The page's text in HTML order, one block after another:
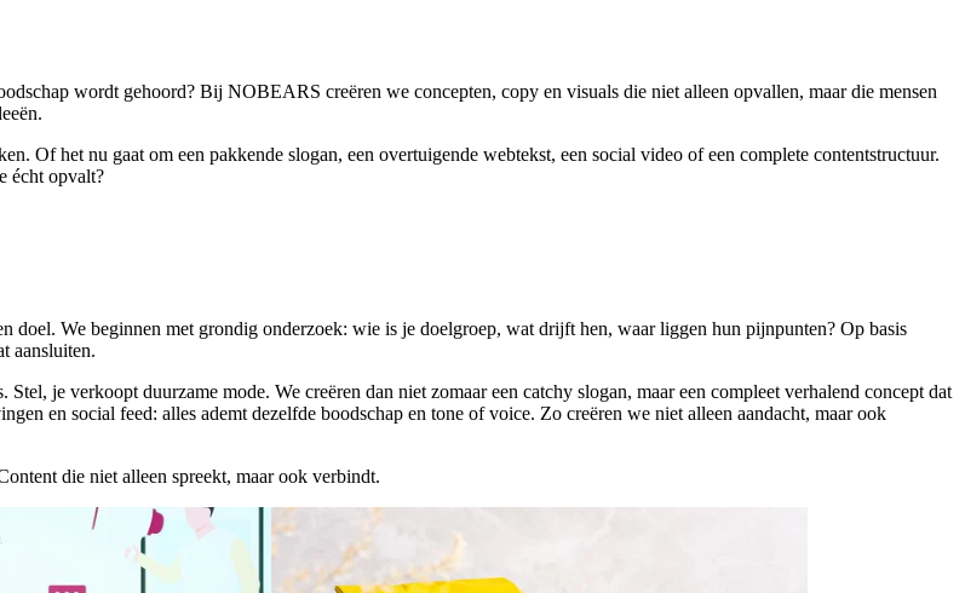
wordt gehoord? Bij NOBEARS creëren we concepten, copy en visuals die niet alleen opvallen, maar die mensen
Of het nu gaat om een pakkende slogan, een overtuigende webtekst, een social video of een complete contentstructuur.
écht opvalt?
We beginnen met grondig onderzoek: wie is je doelgroep, wat drijft hen, waar liggen hun pijnpunten? Op basis
aansluiten.
je verkoopt duurzame mode. We creëren dan niet zomaar een catchy slogan, maar een compleet verhalend concept dat
en social feed: alles ademt dezelfde boodschap en tone of voice. Zo creëren we niet alleen aandacht, maar ook
die niet alleen spreekt, maar ook verbindt.